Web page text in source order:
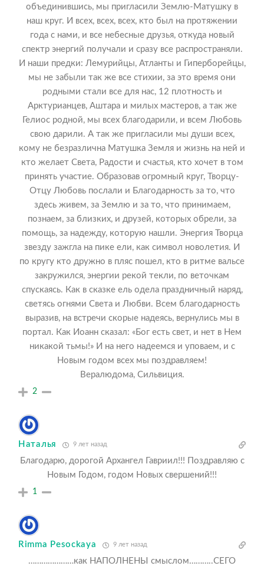
объединившись, мы пригласили Землю-Матушку в
наш круг. И всех, всех, всех, кто был на протяжении
года с нами, и все небесные друзья, откуда новый
спектр энергий получали и сразу все распространяли.
И наши предки: Лемурийцы, Атланты и Гиперборейцы,
мы не забыли так же все стихии, за это время они
родными стали все для нас, 12 плотность и
Арктурианцев, Аштара и милых мастеров, а так же
Гелиос родной, мы всех благодарили, и всем Любовь
свою дарили. А так же пригласили мы души всех,
кому не безразлична Матушка Земля и жизнь на ней и
кто желает Света, Радости и счастья, кто хочет в том
принять участие. Образовав огромный круг, Творцу-
Отцу Любовь послали и Благодарность за то, что
здесь живем, за Землю и за то, что принимаем,
познаем, за близких, и друзей, которых обрели, за
помощь, за надежду, которую нашли. Энергия Творца
звезду зажгла на пике ели, как символ новолетия. И
по кругу кто дружно в пляс пошел, кто в ритме вальсе
закружился, энергии рекой текли, по веточкам
спускаясь. Как в сказке ель одела праздничный наряд,
светясь огнями Света и Любви. Всем благодарность
выразив, на встречи скорые надеясь, вернулись мы в
портал. Как Иоанн сказал: «Бог есть свет, и нет в Нем
никакой тьмы!» И на него надеемся и уповаем, и с
Новым годом всех мы поздравляем!
Вералюдома, Сильвиция.
2
Наталья 9 лет назад
Благодарю, дорогой Архангел Гавриил!!! Поздравляю с
Новым Годом, годом Новых свершений!!!
1
Rimma Pesockaya 9 лет назад
…………………как НАПОЛНЕНЫ смыслом………..СЕГО